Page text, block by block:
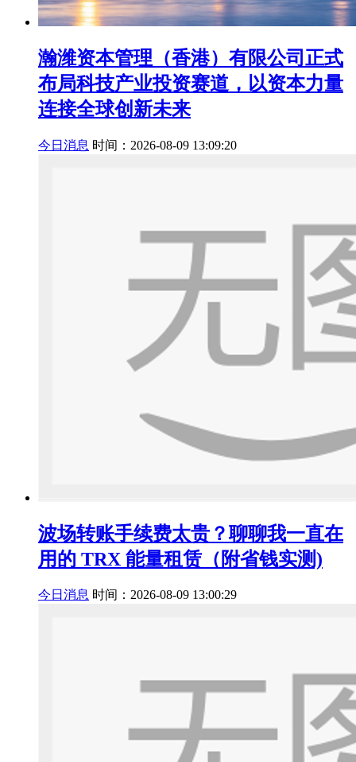
瀚潍资本管理（香港）有限公司正式
布局科技产业投资赛道，以资本力量
连接全球创新未来
今日消息 时间：2026-08-09 13:09:20
波场转账手续费太贵？聊聊我一直在
用的 TRX 能量租赁（附省钱实测)
今日消息 时间：2026-08-09 13:00:29